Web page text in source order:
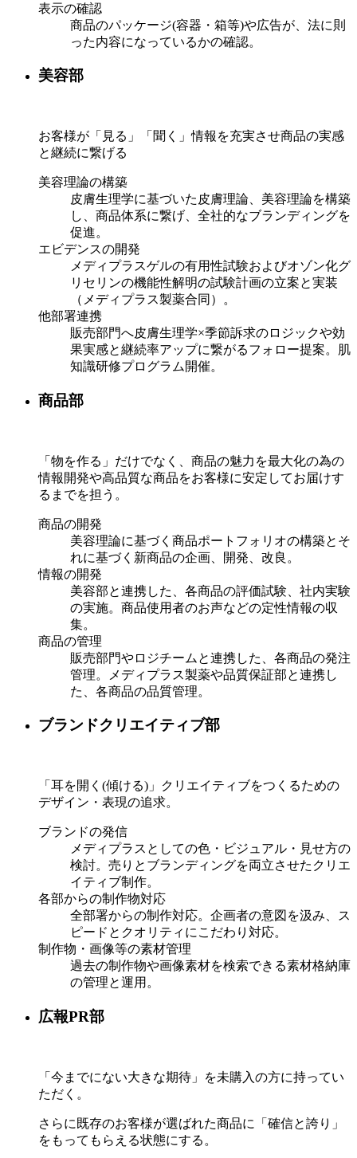
表示の確認
商品のパッケージ(容器・箱等)や広告が、法に則
った内容になっているかの確認。
美容部
お客様が「見る」「聞く」情報を充実させ商品の実感
と継続に繋げる
美容理論の構築
皮膚生理学に基づいた皮膚理論、美容理論を構築
し、商品体系に繋げ、全社的なブランディングを
促進。
エビデンスの開発
メディプラスゲルの有用性試験およびオゾン化グ
リセリンの機能性解明の試験計画の立案と実装
（メディプラス製薬合同）。
他部署連携
販売部門へ皮膚生理学×季節訴求のロジックや効
果実感と継続率アップに繋がるフォロー提案。肌
知識研修プログラム開催。
商品部
「物を作る」だけでなく、商品の魅力を最大化の為の
情報開発や高品質な商品をお客様に安定してお届けす
るまでを担う。
商品の開発
美容理論に基づく商品ポートフォリオの構築とそ
れに基づく新商品の企画、開発、改良。
情報の開発
美容部と連携した、各商品の評価試験、社内実験
の実施。商品使用者のお声などの定性情報の収
集。
商品の管理
販売部門やロジチームと連携した、各商品の発注
管理。メディプラス製薬や品質保証部と連携し
た、各商品の品質管理。
ブランドクリエイティブ部
「耳を開く(傾ける)」クリエイティブをつくるための
デザイン・表現の追求。
ブランドの発信
メディプラスとしての色・ビジュアル・見せ方の
検討。売りとブランディングを両立させたクリエ
イティブ制作。
各部からの制作物対応
全部署からの制作対応。企画者の意図を汲み、ス
ピードとクオリティにこだわり対応。
制作物・画像等の素材管理
過去の制作物や画像素材を検索できる素材格納庫
の管理と運用。
広報PR部
「今までにない大きな期待」を未購入の方に持ってい
ただく。
さらに既存のお客様が選ばれた商品に「確信と誇り」
をもってもらえる状態にする。